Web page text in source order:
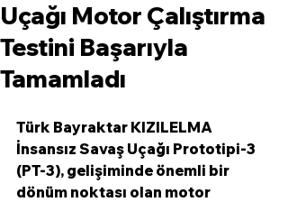
Uçağı Motor Çalıştırma
Testini Başarıyla
Tamamladı
Türk Bayraktar KIZILELMA
İnsansız Savaş Uçağı Prototipi-3
(PT-3), gelişiminde önemli bir
dönüm noktası olan motor